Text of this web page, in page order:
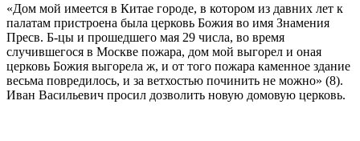
«Дом мой имеется в Китае городе, в котором из давних лет к
палатам пристроена была церковь Божия во имя Знамения
Пресв. Б-цы и прошедшего мая 29 числа, во время
случившегося в Москве пожара, дом мой выгорел и оная
церковь Божия выгорела ж, и от того пожара каменное здание
весьма повредилось, и за ветхостью починить не можно» (8).
Иван Васильевич просил дозволить новую домовую церковь.